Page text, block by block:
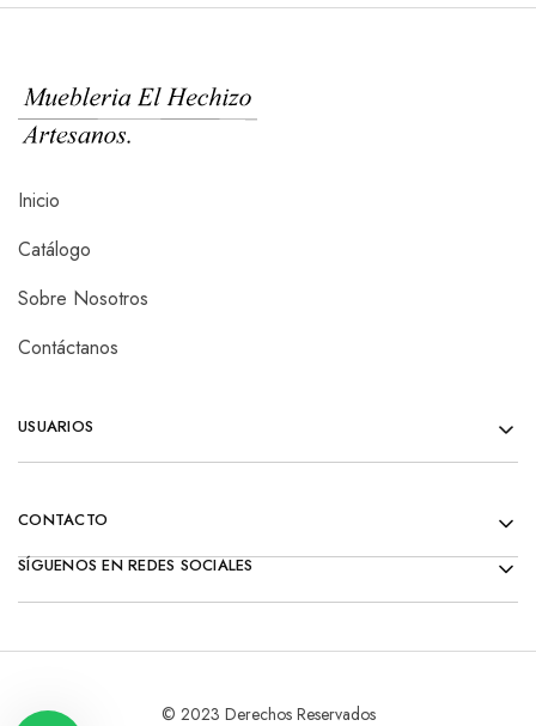
Inicio
Catálogo
Sobre Nosotros
Contáctanos
USUARIOS
CONTACTO
SÍGUENOS EN REDES SOCIALES
© 2023 Derechos Reservados